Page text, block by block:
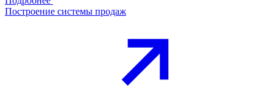
Построение системы продаж